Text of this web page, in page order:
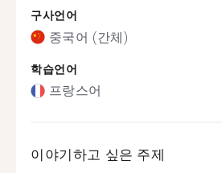
구사언어
중국어 (간체)
학습언어
프랑스어
이야기하고 싶은 주제